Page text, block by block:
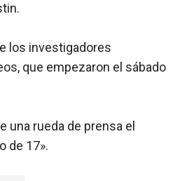
los investigadores
que empezaron el sábado
una rueda de prensa el
de 17».